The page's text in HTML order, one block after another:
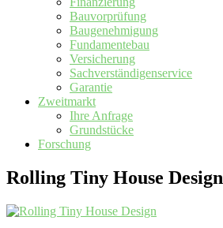
Bauvorprüfung
Baugenehmigung
Fundamentebau
Versicherung
Sachverständigenservice
Garantie
Zweitmarkt
Ihre Anfrage
Grundstücke
Forschung
Rolling Tiny House Design